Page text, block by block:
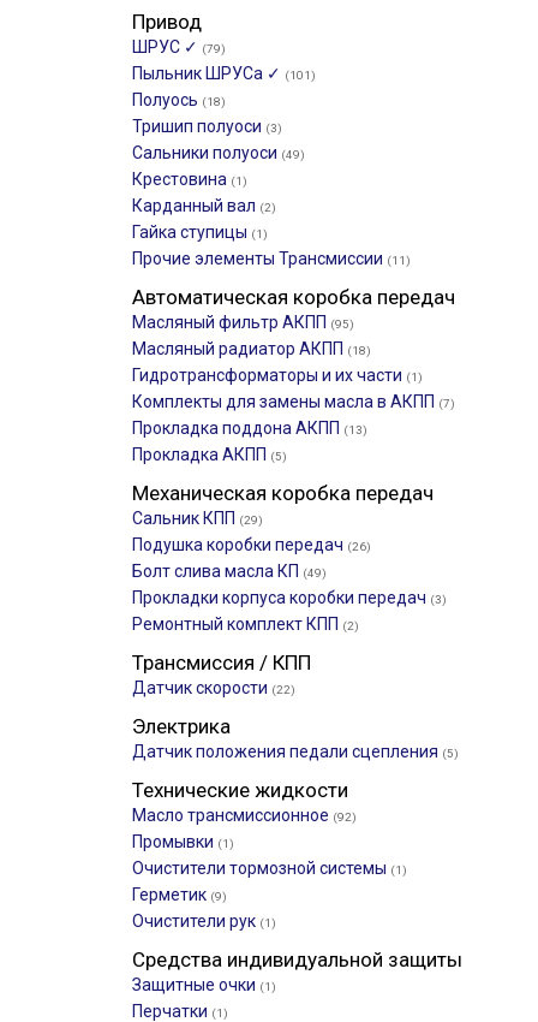
Привод
ШРУС ✓ (79)
Пыльник ШРУСа ✓ (101)
Полуось (18)
Тришип полуоси (3)
Сальники полуоси (49)
Крестовина (1)
Карданный вал (2)
Гайка ступицы (1)
Прочие элементы Трансмиссии (11)
Автоматическая коробка передач
Масляный фильтр АКПП (95)
Масляный радиатор АКПП (18)
Гидротрансформаторы и их части (1)
Комплекты для замены масла в АКПП (7)
Прокладка поддона АКПП (13)
Прокладка АКПП (5)
Механическая коробка передач
Сальник КПП (29)
Подушка коробки передач (26)
Болт слива масла КП (49)
Прокладки корпуса коробки передач (3)
Ремонтный комплект КПП (2)
Трансмиссия / КПП
Датчик скорости (22)
Электрика
Датчик положения педали сцепления (5)
Технические жидкости
Масло трансмиссионное (92)
Промывки (1)
Очистители тормозной системы (1)
Герметик (9)
Очистители рук (1)
Средства индивидуальной защиты
Защитные очки (1)
Перчатки (1)